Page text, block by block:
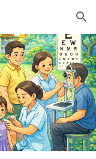
Skip to navigation